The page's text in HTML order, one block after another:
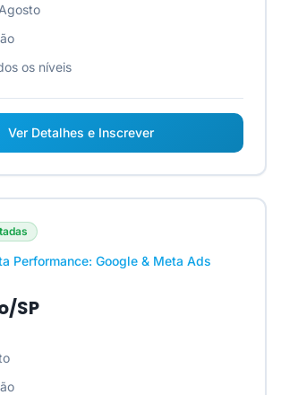
os níveis
Ver Detalhes e Inscrever
Performance: Google & Meta Ads
SP